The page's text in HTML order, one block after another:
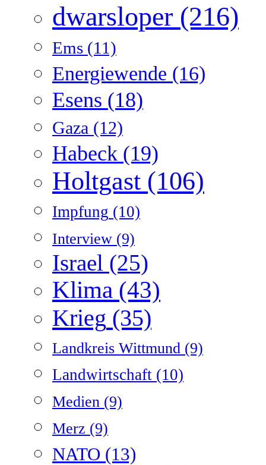
dwarsloper (216)
Ems (11)
Energiewende (16)
Esens (18)
Gaza (12)
Habeck (19)
Holtgast (106)
Impfung (10)
Interview (9)
Israel (25)
Klima (43)
Krieg (35)
Landkreis Wittmund (9)
Landwirtschaft (10)
Medien (9)
Merz (9)
NATO (13)